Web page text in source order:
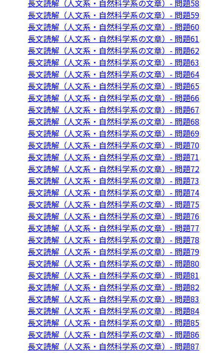
長文読解（人文系・自然科学系の文章）- 問題58
長文読解（人文系・自然科学系の文章）- 問題59
長文読解（人文系・自然科学系の文章）- 問題60
長文読解（人文系・自然科学系の文章）- 問題61
長文読解（人文系・自然科学系の文章）- 問題62
長文読解（人文系・自然科学系の文章）- 問題63
長文読解（人文系・自然科学系の文章）- 問題64
長文読解（人文系・自然科学系の文章）- 問題65
長文読解（人文系・自然科学系の文章）- 問題66
長文読解（人文系・自然科学系の文章）- 問題67
長文読解（人文系・自然科学系の文章）- 問題68
長文読解（人文系・自然科学系の文章）- 問題69
長文読解（人文系・自然科学系の文章）- 問題70
長文読解（人文系・自然科学系の文章）- 問題71
長文読解（人文系・自然科学系の文章）- 問題72
長文読解（人文系・自然科学系の文章）- 問題73
長文読解（人文系・自然科学系の文章）- 問題74
長文読解（人文系・自然科学系の文章）- 問題75
長文読解（人文系・自然科学系の文章）- 問題76
長文読解（人文系・自然科学系の文章）- 問題77
長文読解（人文系・自然科学系の文章）- 問題78
長文読解（人文系・自然科学系の文章）- 問題79
長文読解（人文系・自然科学系の文章）- 問題80
長文読解（人文系・自然科学系の文章）- 問題81
長文読解（人文系・自然科学系の文章）- 問題82
長文読解（人文系・自然科学系の文章）- 問題83
長文読解（人文系・自然科学系の文章）- 問題84
長文読解（人文系・自然科学系の文章）- 問題85
長文読解（人文系・自然科学系の文章）- 問題86
長文読解（人文系・自然科学系の文章）- 問題87